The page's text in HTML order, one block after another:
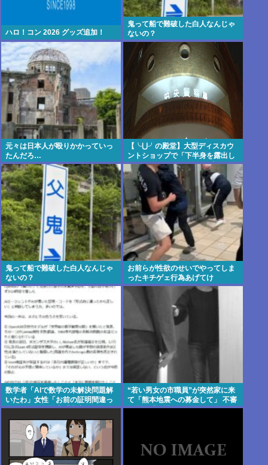
ハロ！コン 2026 グッズ追加！
鬼って船で難破した白人なんじゃ
ないの？
元々は日本人が殴りかかっていっ
たんだろ…
【╰⋃╯の殿堂】大型ディスカウ
ントショップで「下半身を露出し
た男を確保している」 31歳の男を
現行犯逮捕 札幌
鬼って船で難破した白人なんじゃ
ないの？
お前らが性欲のせいでやってしま
ったキチゲェ行為あげてけ
数学者「AIで数学の未解決問題解
いたわ」女性「お前の証明間違っ
てるやん」数学者「内容デタラメ
で草。AI使うのヘタ？」→女性大
“若い男女の市職員”が突然家に来
て「熊本地震への募金して」 不審
に思い「何課ですか?」と問うと